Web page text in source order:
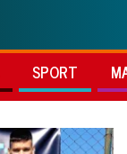
SPORT